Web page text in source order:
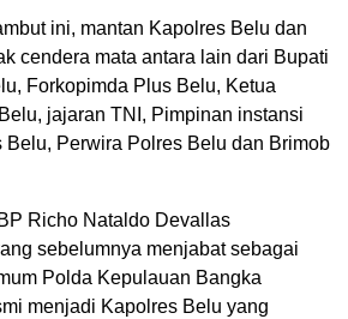
ini, mantan Kapolres Belu dan
cendera mata antara lain dari Bupati
Forkopimda Plus Belu, Ketua
jajaran TNI, Pimpinan instansi
Belu, Perwira Polres Belu dan Brimob
Richo Nataldo Devallas
sebelumnya menjabat sebagai
Polda Kepulauan Bangka
menjadi Kapolres Belu yang